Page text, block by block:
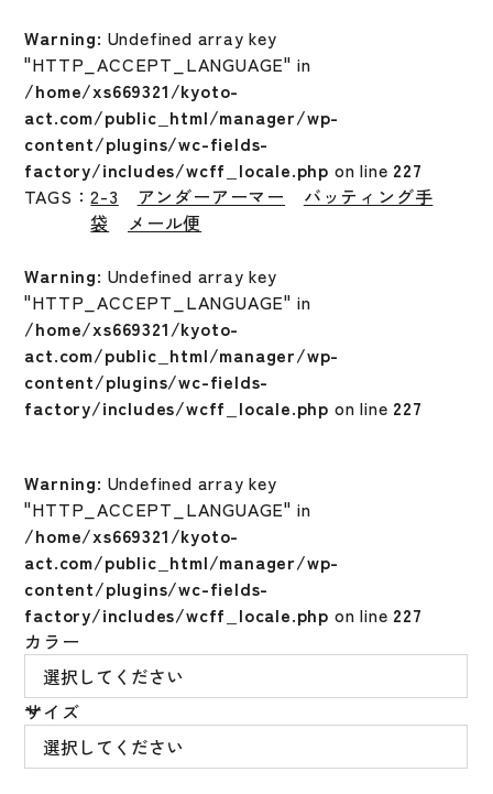
Warning: Undefined array key
"HTTP_ACCEPT_LANGUAGE" in
/home/xs669321/kyoto-
act.com/public_html/manager/wp-
content/plugins/wc-fields-
factory/includes/wcff_locale.php on line 227
TAGS：2-3 アンダーアーマー
バッティング手
袋
メール便
Warning: Undefined array key
"HTTP_ACCEPT_LANGUAGE" in
/home/xs669321/kyoto-
act.com/public_html/manager/wp-
content/plugins/wc-fields-
factory/includes/wcff_locale.php on line 227
Warning: Undefined array key
"HTTP_ACCEPT_LANGUAGE" in
/home/xs669321/kyoto-
act.com/public_html/manager/wp-
content/plugins/wc-fields-
factory/includes/wcff_locale.php on line 227
カラー
サイズ